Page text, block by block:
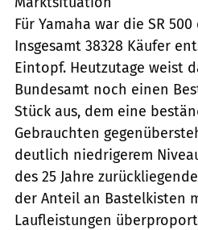
Für Yamaha war die SR
Insgesamt 38328 Käufer
Eintopf. Heutzutage weist
Bundesamt noch einen
Stück aus, dem eine
Gebrauchten
deutlich niedrigerem
des 25 Jahre
der Anteil an Bastelkisten
Laufleistungen